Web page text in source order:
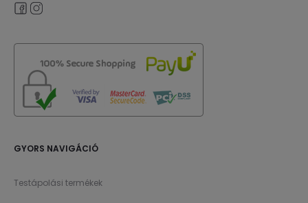
GYORS NAVIGÁCIÓ
Testápolási termékek